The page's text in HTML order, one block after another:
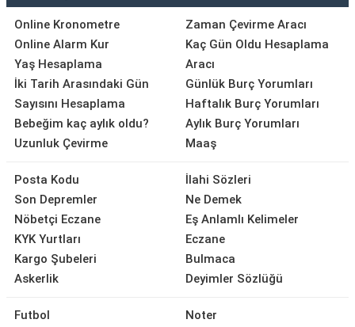
Online Kronometre
Online Alarm Kur
Yaş Hesaplama
İki Tarih Arasındaki Gün
Sayısını Hesaplama
Bebeğim kaç aylık oldu?
Uzunluk Çevirme
Zaman Çevirme Aracı
Kaç Gün Oldu Hesaplama
Aracı
Günlük Burç Yorumları
Haftalık Burç Yorumları
Aylık Burç Yorumları
Maaş
Posta Kodu
Son Depremler
Nöbetçi Eczane
KYK Yurtları
Kargo Şubeleri
Askerlik
İlahi Sözleri
Ne Demek
Eş Anlamlı Kelimeler
Eczane
Bulmaca
Deyimler Sözlüğü
Futbol
Noter